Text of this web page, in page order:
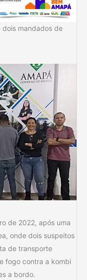
dois mandados de
de 2022, após uma
onde dois suspeitos
de transporte
fogo contra a kombi
a bordo.